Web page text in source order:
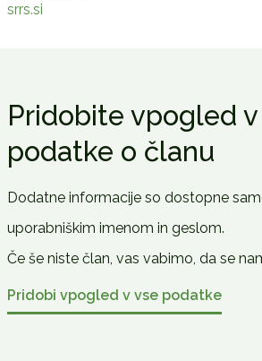
srrs.si
Pridobite vpogled v
podatke o članu
Dodatne informacije so dostopne
uporabniškim imenom in geslom.
Če še niste član, vas vabimo, da se
Pridobi vpogled v vse podatke